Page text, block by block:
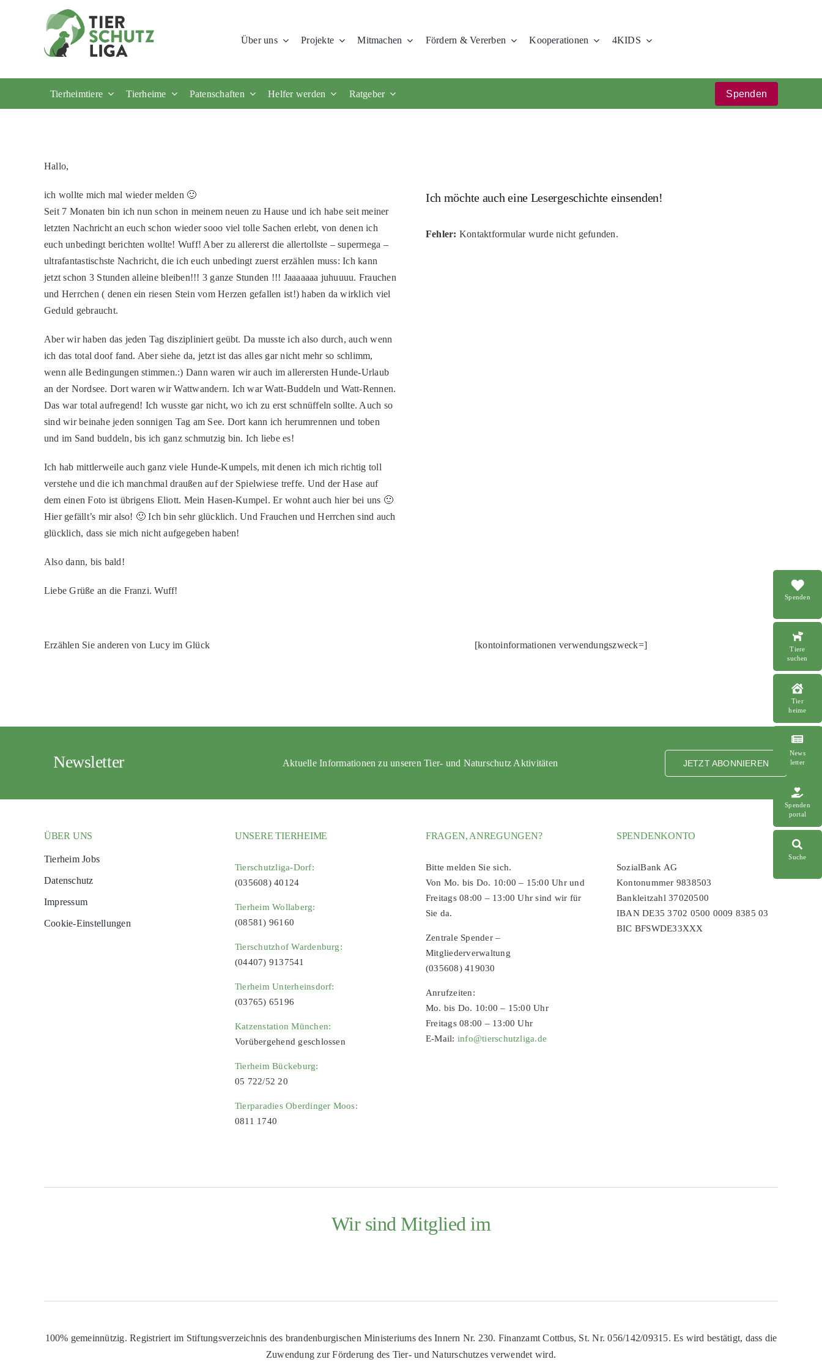
Über uns Projekte Mitmachen Fördern & Vererben Kooperationen 4KIDS
Tierheimtiere Tierheime Patenschaften Helfer werden Ratgeber Spenden
Spenden
Tiere
suchen
Tier
heime
News
letter
Spenden
portal
Suche
Hallo,
ich wollte mich mal wieder melden 🙂
Seit 7 Monaten bin ich nun schon in meinem neuen zu Hause und ich habe seit meiner
letzten Nachricht an euch schon wieder sooo viel tolle Sachen erlebt, von denen ich
euch unbedingt berichten wollte! Wuff! Aber zu allererst die allertollste – supermega –
ultrafantastischste Nachricht, die ich euch unbedingt zuerst erzählen muss: Ich kann
jetzt schon 3 Stunden alleine bleiben!!! 3 ganze Stunden !!! Jaaaaaaa juhuuuu. Frauchen
und Herrchen ( denen ein riesen Stein vom Herzen gefallen ist!) haben da wirklich viel
Geduld gebraucht.
Aber wir haben das jeden Tag diszipliniert geübt. Da musste ich also durch, auch wenn
ich das total doof fand. Aber siehe da, jetzt ist das alles gar nicht mehr so schlimm,
wenn alle Bedingungen stimmen.:) Dann waren wir auch im allerersten Hunde-Urlaub
an der Nordsee. Dort waren wir Wattwandern. Ich war Watt-Buddeln und Watt-Rennen.
Das war total aufregend! Ich wusste gar nicht, wo ich zu erst schnüffeln sollte. Auch so
sind wir beinahe jeden sonnigen Tag am See. Dort kann ich herumrennen und toben
und im Sand buddeln, bis ich ganz schmutzig bin. Ich liebe es!
Ich hab mittlerweile auch ganz viele Hunde-Kumpels, mit denen ich mich richtig toll
verstehe und die ich manchmal draußen auf der Spielwiese treffe. Und der Hase auf
dem einen Foto ist übrigens Eliott. Mein Hasen-Kumpel. Er wohnt auch hier bei uns 🙂
Hier gefällt’s mir also! 🙂 Ich bin sehr glücklich. Und Frauchen und Herrchen sind auch
glücklich, dass sie mich nicht aufgegeben haben!
Also dann, bis bald!
Liebe Grüße an die Franzi. Wuff!
Ich möchte auch eine Lesergeschichte einsenden!
Fehler: Kontaktformular wurde nicht gefunden.
Erzählen Sie anderen von Lucy im Glück [kontoinformationen verwendungszweck=]
Newsletter Aktuelle Informationen zu unseren Tier- und Naturschutz Aktivitäten JETZT ABONNIEREN
ÜBER UNS
Tierheim Jobs
Datenschutz
Impressum
Cookie-Einstellungen
UNSERE TIERHEIME
Tierschutzliga-Dorf:
(035608) 40124
Tierheim Wollaberg:
(08581) 96160
Tierschutzhof Wardenburg:
(04407) 9137541
Tierheim Unterheinsdorf:
(03765) 65196
Katzenstation München:
Vorübergehend geschlossen
Tierheim Bückeburg:
05 722/52 20
Tierparadies Oberdinger Moos:
0811 1740
FRAGEN, ANREGUNGEN?
Bitte melden Sie sich.
Von Mo. bis Do. 10:00 – 15:00 Uhr und
Freitags 08:00 – 13:00 Uhr sind wir für
Sie da.
Zentrale Spender –
Mitgliederverwaltung
(035608) 419030
Anrufzeiten:
Mo. bis Do. 10:00 – 15:00 Uhr
Freitags 08:00 – 13:00 Uhr
E-Mail: info@tierschutzliga.de
SPENDENKONTO
SozialBank AG
Kontonummer 9838503
Bankleitzahl 37020500
IBAN DE35 3702 0500 0009 8385 03
BIC BFSWDE33XXX
Wir sind Mitglied im
100% gemeinnützig. Registriert im Stiftungsverzeichnis des brandenburgischen Ministeriums des Innern Nr. 230. Finanzamt Cottbus, St. Nr. 056/142/09315. Es wird bestätigt, dass die
Zuwendung zur Förderung des Tier- und Naturschutzes verwendet wird.